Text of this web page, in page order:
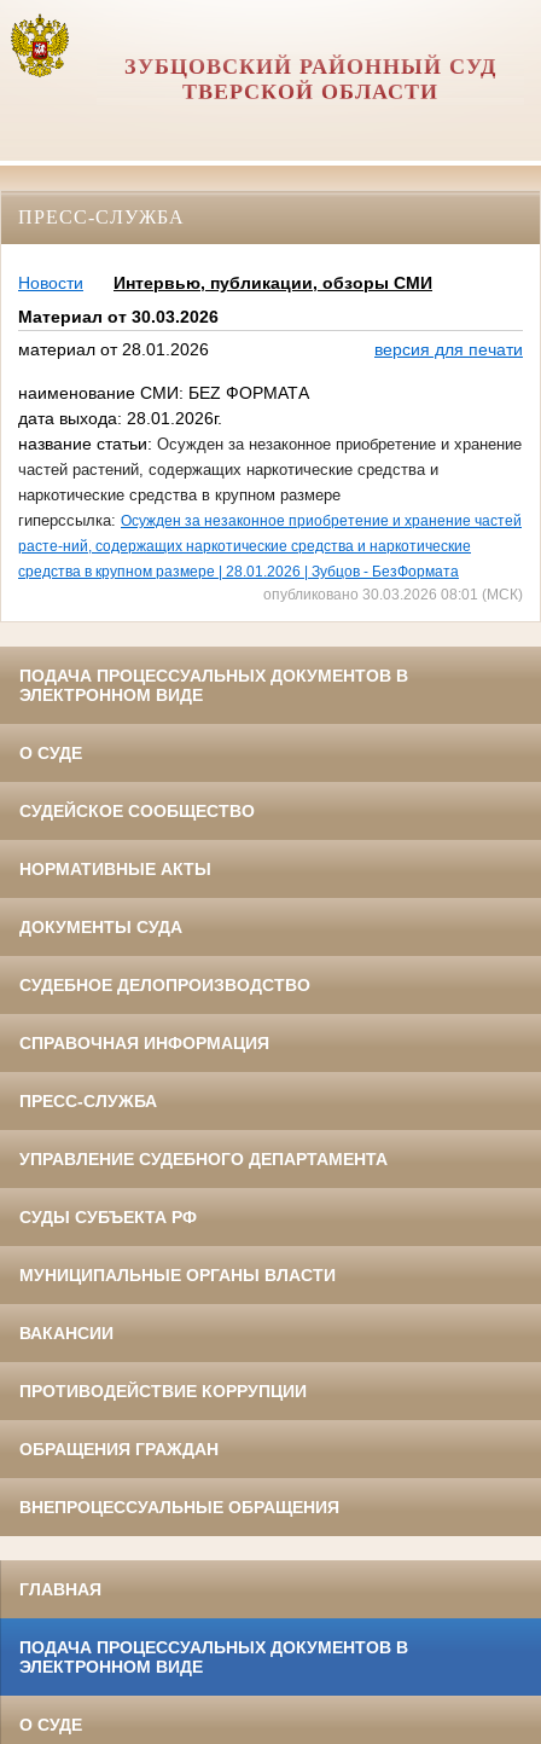
ЗУБЦОВСКИЙ РАЙОННЫЙ СУД
ТВЕРСКОЙ ОБЛАСТИ
ПРЕСС-СЛУЖБА
Новости
Интервью, публикации, обзоры СМИ
Материал от 30.03.2026
материал от 28.01.2026
версия для печати
наименование СМИ: БЕZ ФОРМАТА
дата выхода: 28.01.2026г.
название статьи: Осужден за незаконное приобретение и хранение
частей растений, содержащих наркотические средства и
наркотические средства в крупном размере
гиперссылка: Осужден за незаконное приобретение и хранение частей
расте-ний, содержащих наркотические средства и наркотические
средства в крупном размере | 28.01.2026 | Зубцов - БезФормата
опубликовано 30.03.2026 08:01 (МСК)
ПОДАЧА ПРОЦЕССУАЛЬНЫХ ДОКУМЕНТОВ В
ЭЛЕКТРОННОМ ВИДЕ
О СУДЕ
СУДЕЙСКОЕ СООБЩЕСТВО
НОРМАТИВНЫЕ АКТЫ
ДОКУМЕНТЫ СУДА
СУДЕБНОЕ ДЕЛОПРОИЗВОДСТВО
СПРАВОЧНАЯ ИНФОРМАЦИЯ
ПРЕСС-СЛУЖБА
УПРАВЛЕНИЕ СУДЕБНОГО ДЕПАРТАМЕНТА
СУДЫ СУБЪЕКТА РФ
МУНИЦИПАЛЬНЫЕ ОРГАНЫ ВЛАСТИ
ВАКАНСИИ
ПРОТИВОДЕЙСТВИЕ КОРРУПЦИИ
ОБРАЩЕНИЯ ГРАЖДАН
ВНЕПРОЦЕССУАЛЬНЫЕ ОБРАЩЕНИЯ
ГЛАВНАЯ
ПОДАЧА ПРОЦЕССУАЛЬНЫХ ДОКУМЕНТОВ В
ЭЛЕКТРОННОМ ВИДЕ
О СУДЕ